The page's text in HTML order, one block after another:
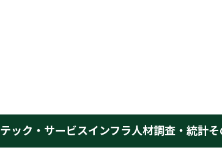
テック・サービスインフラ人材調査・統計